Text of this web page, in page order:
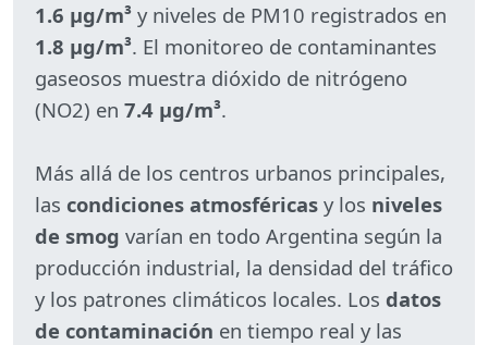
1.6 µg/m³ y niveles de PM10 registrados en
1.8 µg/m³. El monitoreo de contaminantes
gaseosos muestra dióxido de nitrógeno
(NO2) en 7.4 µg/m³.
Más allá de los centros urbanos principales,
las condiciones atmosféricas y los niveles
de smog varían en todo Argentina según la
producción industrial, la densidad del tráfico
y los patrones climáticos locales. Los datos
de contaminación en tiempo real y las